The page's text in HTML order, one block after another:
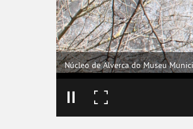
Núcleo de Alverca do Museu